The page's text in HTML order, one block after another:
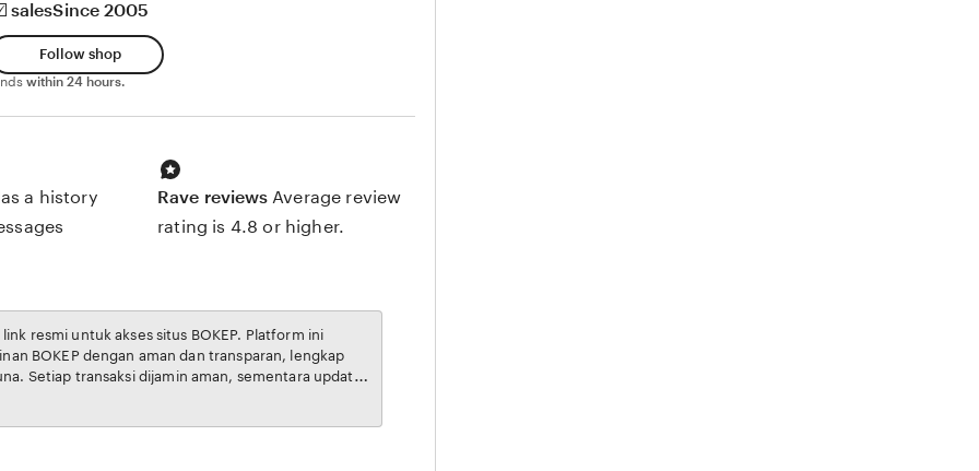
salesSince 2005
Follow shop
within 24 hours.
a history
Rave reviews Average review
rating is 4.8 or higher.